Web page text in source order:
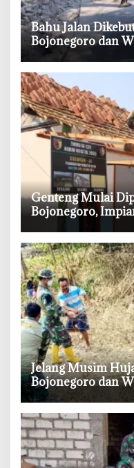
‎Bahu Jalan
Bojonegoro dan
Tengah Terik
‎Genteng Mulai
Bojonegoro,
‎Jelang Musim
Bojonegoro dan